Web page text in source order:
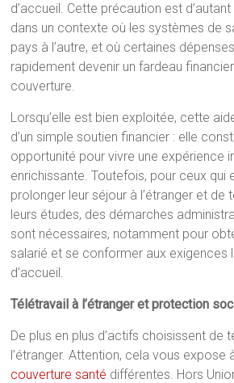
d’accueil. Cette précaution est
dans un contexte où les systèmes de
pays à l’autre, et où certaines
rapidement devenir un fardeau
couverture.
Lorsqu’elle est bien exploitée, cette
d’un simple soutien financier : elle
opportunité pour vivre une expérience
enrichissante. Toutefois, pour ceux qui
prolonger leur séjour à l’étranger et de
leurs études, des démarches
sont nécessaires, notamment pour
salarié et se conformer aux exigences
d’accueil.
Télétravail à l’étranger et protection
De plus en plus d’actifs choisissent de
l’étranger. Attention, cela vous expose
couverture santé différentes. Hors